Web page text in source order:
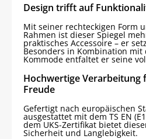
Design trifft auf
Mit seiner rechteckigen Form
Rahmen ist dieser Spiegel
praktisches Accessoire – er
Besonders in Kombination mit
Kommode entfaltet er seine
Hochwertige Verarbeitung
Freude
Gefertigt nach europäischen
ausgestattet mit dem TS EN
dem UKS-Zertifikat bietet
Sicherheit und Langlebigkeit.